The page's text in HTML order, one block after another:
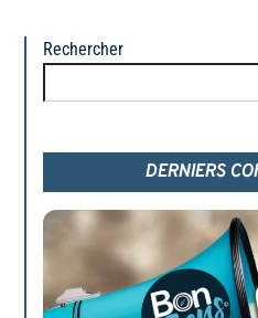
Rechercher
DERNIERS